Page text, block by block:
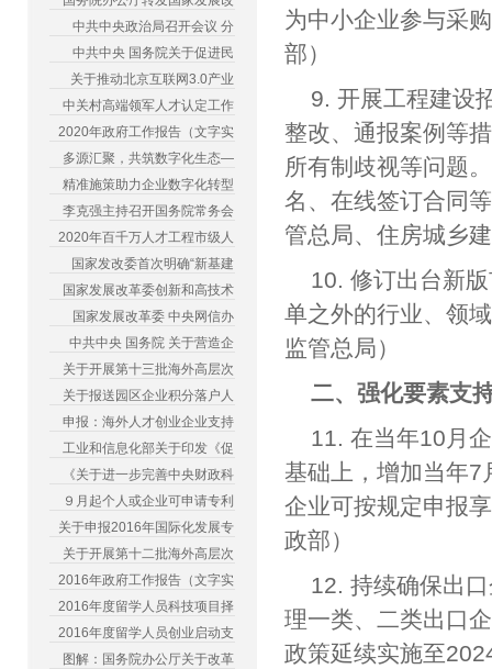
中共中央政治局召开会议 分
中共中央 国务院关于促进民
关于推动北京互联网3.0产业
中关村高端领军人才认定工作
2020年政府工作报告（文字实
多源汇聚，共筑数字化生态—
精准施策助力企业数字化转型
李克强主持召开国务院常务会
2020年百千万人才工程市级人
国家发改委首次明确“新基建
国家发展改革委创新和高技术
国家发展改革委 中央网信办
中共中央 国务院 关于营造企
关于开展第十三批海外高层次
关于报送园区企业积分落户人
申报：海外人才创业企业支持
工业和信息化部关于印发《促
《关于进一步完善中央财政科
９月起个人或企业可申请专利
关于申报2016年国际化发展专
关于开展第十二批海外高层次
2016年政府工作报告（文字实
2016年度留学人员科技项目择
2016年度留学人员创业启动支
图解：国务院办公厅关于改革
为中小企业参与采
部）
9. 开展工程建设
整改、通报案例等
所有制歧视等问题
名、在线签订合同
管总局、住房城乡
10. 修订出台新
单之外的行业、领
监管总局）
二、强化要素支
11. 在当年10月
基础上，增加当年7
企业可按规定申报
政部）
12. 持续确保出
理一类、二类出口
政策延续实施至